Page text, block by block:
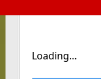
Loading…